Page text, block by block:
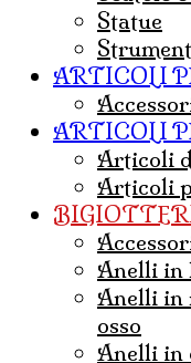
statue
ARTICOLI
ARTICOLI
articoli
articoli
anelli
anelli in madreperla, conchiglia e
osso
anelli in ottone, alpaca e metalli